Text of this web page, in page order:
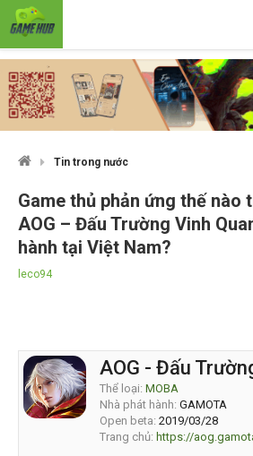
Tin trong nước
Game thủ phản ứng thế nào
AOG – Đấu Trường Vinh
hành tại Việt Nam?
leco94
AOG - Đấu
Thể loại: MOBA
Nhà phát hành: GAMOTA
Open beta: 2019/03/28
Trang chủ: https://